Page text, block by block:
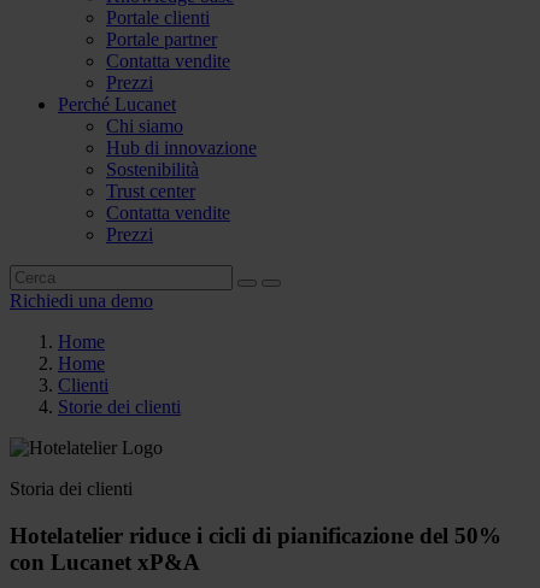
Portale clienti
Portale partner
Contatta vendite
Prezzi
Perché Lucanet
Chi siamo
Hub di innovazione
Sostenibilità
Trust center
Contatta vendite
Prezzi
Richiedi una demo
Home
Home
Clienti
Storie dei clienti
Storia dei clienti
Hotelatelier riduce i cicli di pianificazione del 50%
con Lucanet xP&A